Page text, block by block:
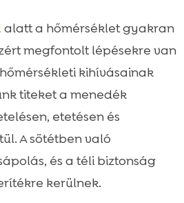
gazdi-jelzések
téli karbantartása
közti átmenet
alatt a hőmérséklet gyakran
megfontolt lépésekre van
kihívásainak
titeket a menedék
etetésen és
A sötétben való
és a téli biztonság
kerülnek.